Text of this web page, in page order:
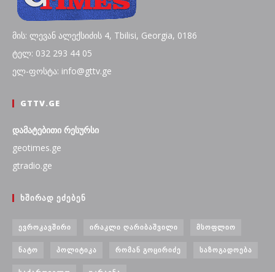
მის: ლევან ალექსიძის 4, Tbilisi, Georgia, 0186
ტელ: 032 293 44 05
ელ-ფოსტა: info@gttv.ge
GTTV.GE
დამატებითი რესურსი
geotimes.ge
gtradio.ge
ᲮᲨᲘᲠᲐᲓ ᲔᲫᲔᲑᲔᲜ
ᲔᲕᲠᲝᲙᲐᲕᲨᲘᲠᲘ ᲘᲠᲐᲙᲚᲘ ᲦᲐᲠᲘᲑᲐᲨᲕᲘᲚᲘ ᲛᲡᲝᲤᲚᲘᲝ
ᲜᲐᲢᲝ ᲞᲝᲚᲘᲢᲘᲙᲐ ᲠᲝᲛᲐᲜ ᲒᲝᲪᲘᲠᲘᲫᲔ ᲡᲐᲖᲝᲒᲐᲓᲝᲔᲑᲐ